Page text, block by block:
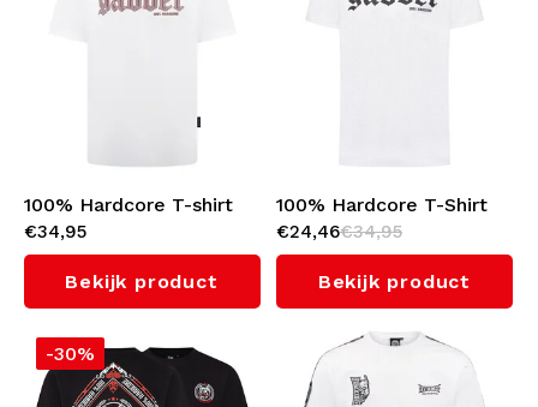
100% Hardcore T-shirt
"GABBER"
€34,95
Bekijk product
100% Hardcore T-Shirt
'GABBER' (White)
€24,46€34,95
Bekijk product
-30%